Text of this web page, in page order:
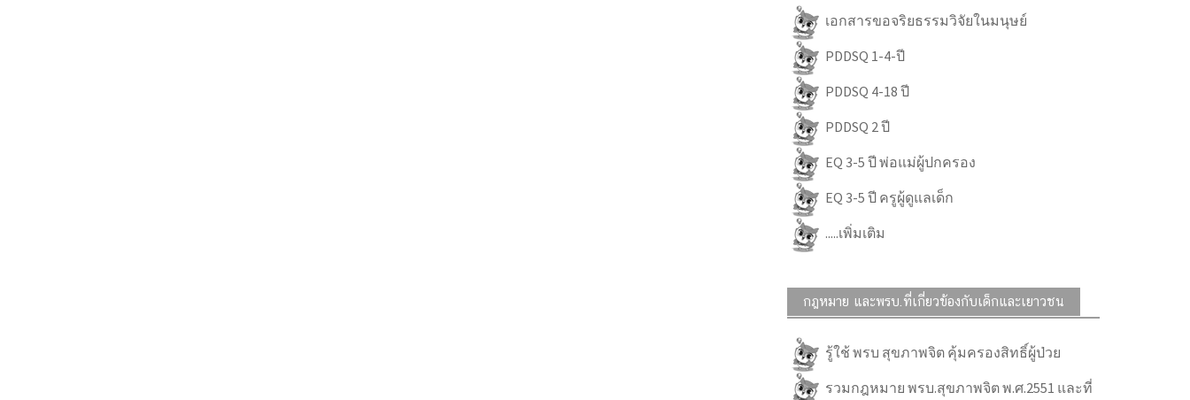
เอกสารขอจริยธรรมวิจัยในมนุษย์
PDDSQ 1-4-ปี
PDDSQ 4-18 ปี
PDDSQ 2 ปี
EQ 3-5 ปี พ่อแม่ผู้ปกครอง
EQ 3-5 ปี ครูผู้ดูแลเด็ก
.....เพิ่มเติม
กฎหมาย และพรบ.ที่เกี่ยวข้องกับเด็กและเยาวชน
รู้ใช้ พรบ สุขภาพจิต คุ้มครองสิทธิ์ผู้ป่วย
รวมกฎหมาย พรบ.สุขภาพจิต พ.ศ.2551 และที่